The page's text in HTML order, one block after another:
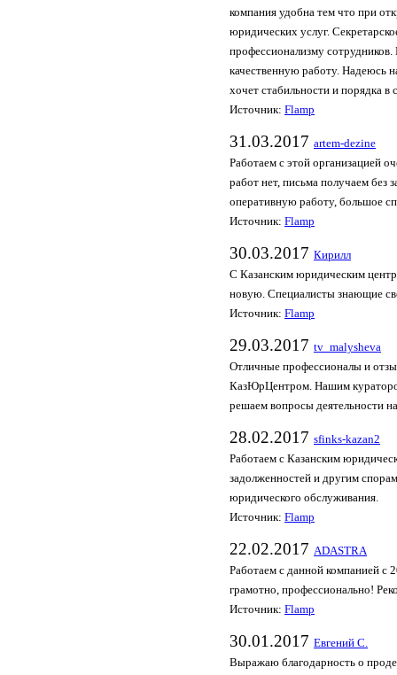
компания удобна тем что при
юридических услуг.
профессионализму
качественную работу. Надеюсь
хочет стабильности и порядка в
Источник: Flamp
31.03.2017 artem-dezine
Работаем с этой организацией
работ нет, письма получаем без
оперативную работу, большое
Источник: Flamp
30.03.2017 Кирилл
С Казанским юридическим
новую. Специалисты знающие
Источник: Flamp
29.03.2017 tv_malysheva
Отличные профессионалы и
КазЮрЦентром. Нашим
решаем вопросы деятельности
28.02.2017 sfinks-kazan2
Работаем с Казанским
задолженностей и другим
юридического обслуживания.
Источник: Flamp
22.02.2017 ADASTRA
Работаем с данной компанией с
грамотно, профессионально!
Источник: Flamp
30.01.2017 Евгений С.
Выражаю благодарность о